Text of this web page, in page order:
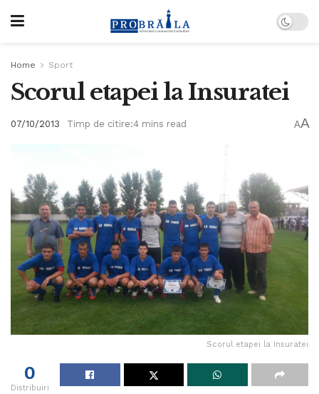
Home Sport
Scorul etapei la Insuratei
07/10/2013 Timp de citire:4 mins read AA
Scorul etapei la Insuratei
0
Distribuiri